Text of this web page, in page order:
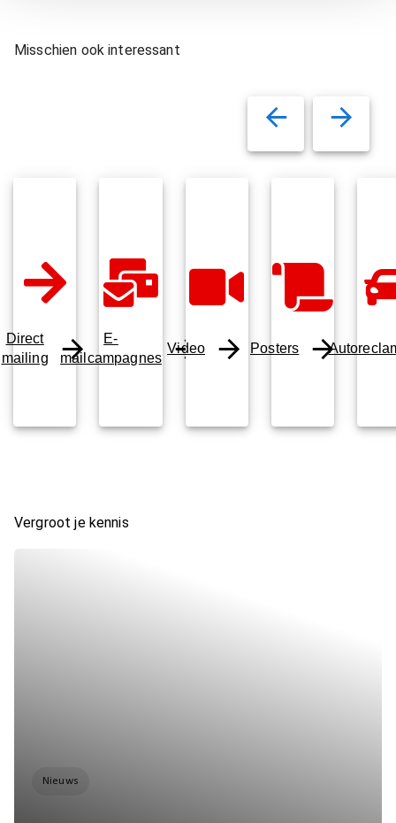
Misschien ook interessant
Direct
mailing
E-
mailcampagnes
Video Posters
Vergroot je kennis
Nieuws